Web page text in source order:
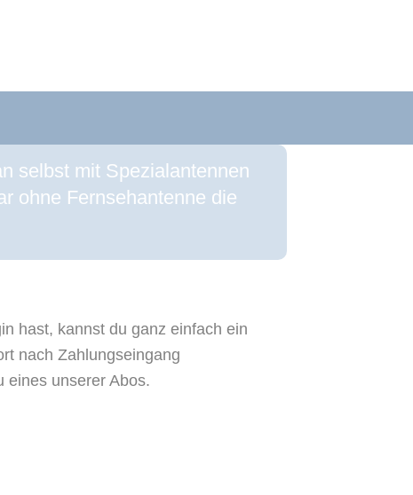
selbst mit Spezialantennen
ohne Fernsehantenne die
hast, kannst du ganz einfach ein
nach Zahlungseingang
eines unserer Abos.